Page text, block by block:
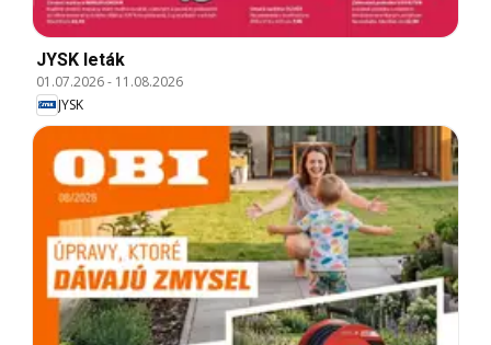
JYSK leták
01.07.2026- 11.08.2026
JYSK